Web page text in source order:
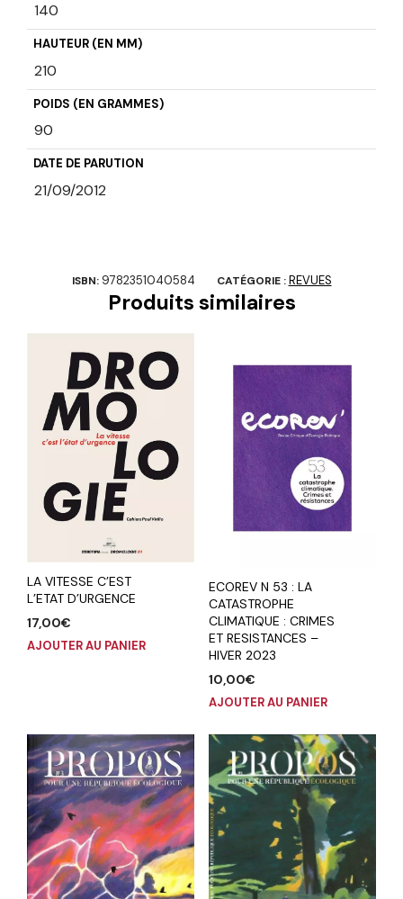
140
HAUTEUR (EN MM)
210
POIDS (EN GRAMMES)
90
DATE DE PARUTION
21/09/2012
ISBN: 9782351040584 CATÉGORIE :REVUES
Produits similaires
LA VITESSE C’EST
L’ETAT D’URGENCE
17,00€
AJOUTER AU PANIER
ECOREV N 53 : LA
CATASTROPHE
CLIMATIQUE : CRIMES
ET RESISTANCES –
HIVER 2023
10,00€
AJOUTER AU PANIER